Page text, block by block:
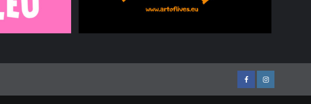
FacebookInstagram